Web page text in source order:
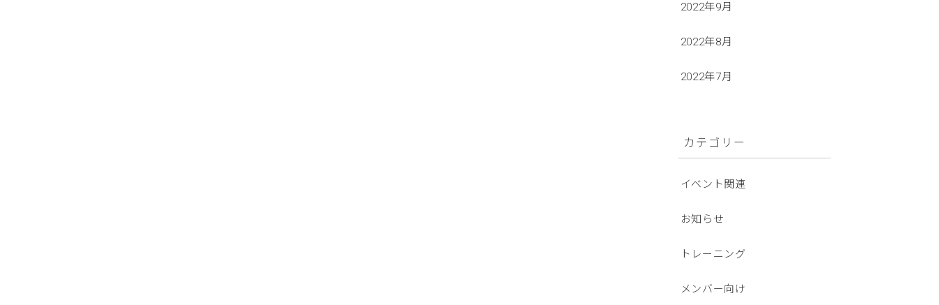
2022年9月
2022年8月
2022年7月
カテゴリー
イベント関連
お知らせ
トレーニング
メンバー向け